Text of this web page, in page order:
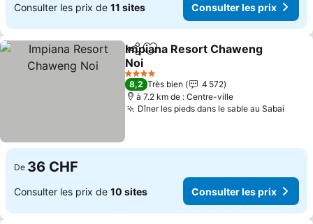
Consulter les prix de 11 sites Consulter les prix
PartagerAjouter à mes favoris
Impiana Resort Chaweng
Noi
Consulter les prix
4 Étoiles
8,2 Très bien
4 572
à 7.2 km de : Centre-ville
Dîner les pieds dans le sable au Sabai
De 36 CHF
Consulter les prix de 10 sites Consulter les prix